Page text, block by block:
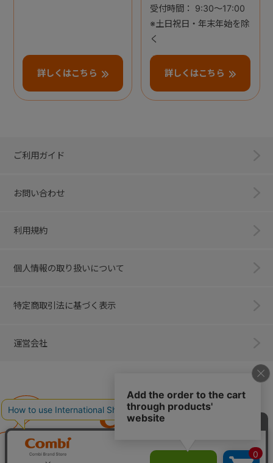
詳しくはこちら
受付時間： 9:30～17:00
※土日祝日・年末年始を除
く
詳しくはこちら
ご利用ガイド
お問い合わせ
利用規約
個人情報の取り扱いについて
特定商取引法に基づく表示
運営会社
子育てに、イノベーションを。